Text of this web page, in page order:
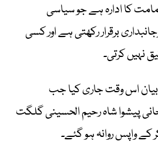
کا ادارہ ہے جو سیاسی
برقرار رکھتی ہے اور کسی
نہیں کرتی۔
اس وقت جاری کیا جب
پیشوا شاہ رحیم الحسینی گلگت
کے واپس روانہ ہو گئے۔